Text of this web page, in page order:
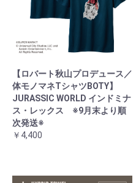
【ロバート秋山プロデュース／
体モノマネTシャツBOTY】
JURASSIC WORLD インドミナ
ス・レックス ※9月末より順
次発送※
￥4,400